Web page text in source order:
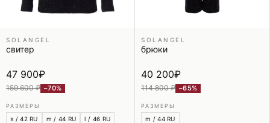
SOLANGEL
свитер
47 900₽
159 600 ₽ −70%
РАЗМЕРЫ
s / 42 RU m / 44 RU l / 46 RU
SOLANGEL
брюки
40 200₽
114 800 ₽ −65%
РАЗМЕРЫ
m / 44 RU